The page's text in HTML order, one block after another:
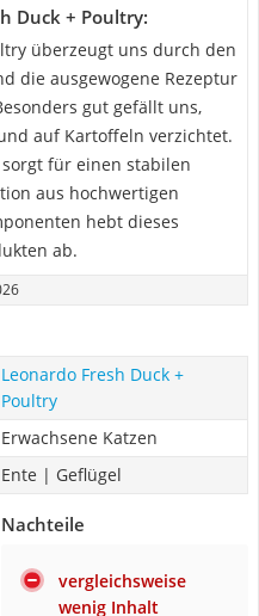
Duck + Poultry:
überzeugt uns durch den
die ausgewogene Rezeptur
gut gefällt uns,
auf Kartoffeln verzichtet.
für einen stabilen
aus hochwertigen
hebt dieses
ab.
Leonardo Fresh Duck +
Poultry
Erwachsene Katzen
Ente | Geflügel
Nachteile
vergleichsweise
wenig Inhalt